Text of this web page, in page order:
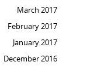
March 2017
February 2017
January 2017
December 2016